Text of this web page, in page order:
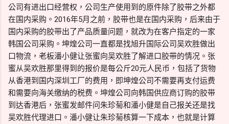
公司有进出口经营权，公司生产使用到的原件除了胶带之外都
在国内采购。2016年5月之前，胶带也是在国内采购，后来由于
国内采购的胶带出了产品质量问题，就改为在客户指定的一家
韩国公司采购。坤煌公司一直都是找旭升国际公司吴欢胜做出
口物流，老板潘小健让张蜜向吴欢胜了解进口胶带的情况。张
蜜从吴欢胜那里得到的报价是每公斤20元人民币，包括了货物
从香港到国内深圳工厂的费用，即坤煌公司不需要再支付运费
和需要向海关缴纳的税费。坤煌公司向韩国供应商订购的胶带
到达香港后，张蜜发邮件问朱珍菊和潘小健是自己报关还是找
吴欢胜代理进口。潘小健让朱珍菊核算一下成本，也就是计算